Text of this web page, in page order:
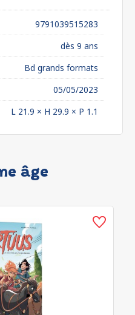
9791039515283
dès 9 ans
Bd grands formats
05/05/2023
L 21.9 × H 29.9 × P 1.1
âge